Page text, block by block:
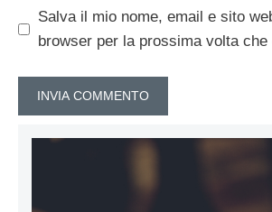
Salva il mio nome, email e sito
browser per la prossima volta che